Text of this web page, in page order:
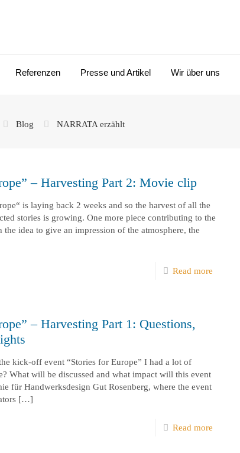
Referenzen Presse und Artikel Wir über uns
Blog NARRATA erzählt
– Harvesting Part 2: Movie clip
is laying back 2 weeks and so the harvest of all the
stories is growing. One more piece contributing to the
idea to give an impression of the atmosphere, the
Read more
– Harvesting Part 1: Questions,
kick-off event “Stories for Europe” I had a lot of
What will be discussed and what impact will this event
für Handwerksdesign Gut Rosenberg, where the event
[…]
Read more